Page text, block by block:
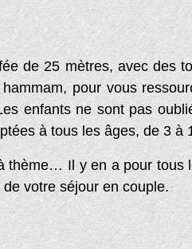
de 25 mètres, avec des
pour vous
enfants ne sont pas
à tous les âges, de 3 à
thème… Il y en a pour tous
votre séjour en couple.